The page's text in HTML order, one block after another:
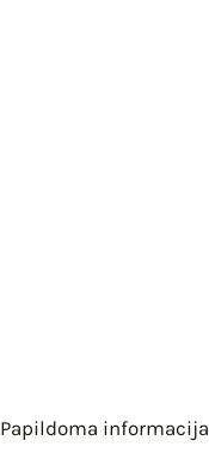
Papildoma informacija